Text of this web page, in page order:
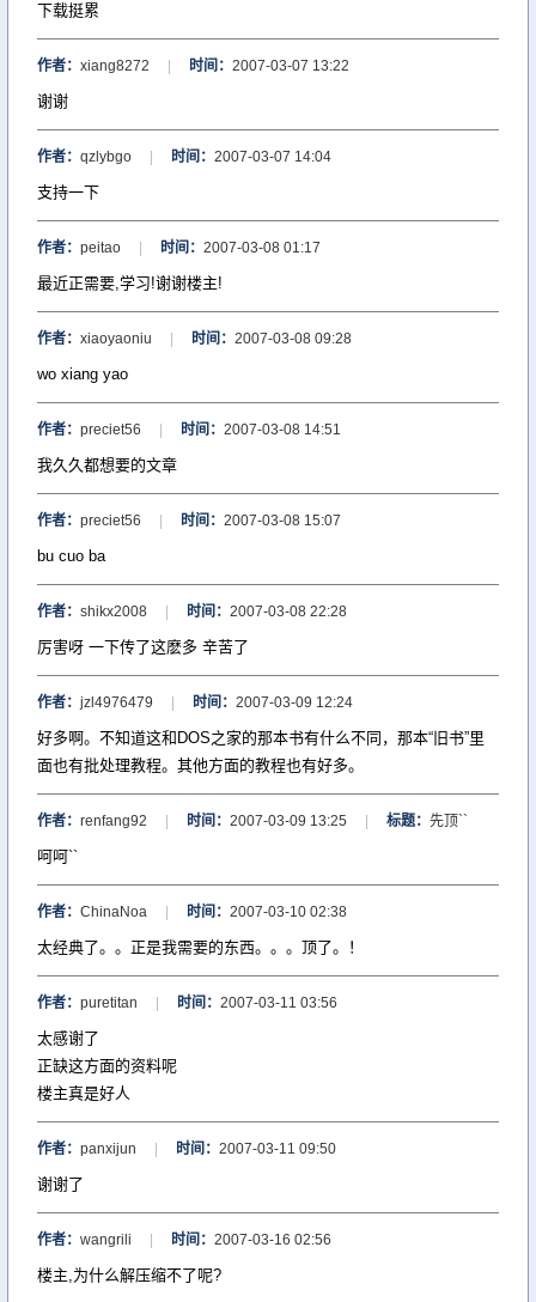
下载挺累
作者： xiang8272 时间： 2007-03-07 13:22
谢谢
作者： qzlybgo 时间： 2007-03-07 14:04
支持一下
作者： peitao 时间： 2007-03-08 01:17
最近正需要,学习!谢谢楼主!
作者： xiaoyaoniu 时间： 2007-03-08 09:28
wo xiang yao
作者： preciet56 时间： 2007-03-08 14:51
我久久都想要的文章
作者： preciet56 时间： 2007-03-08 15:07
bu cuo ba
作者： shikx2008 时间： 2007-03-08 22:28
厉害呀 一下传了这麽多 辛苦了
作者： jzl4976479 时间： 2007-03-09 12:24
好多啊。不知道这和DOS之家的那本书有什么不同，那本“旧书”里
面也有批处理教程。其他方面的教程也有好多。
作者： renfang92 时间： 2007-03-09 13:25 标题： 先顶``
呵呵``
作者： ChinaNoa 时间： 2007-03-10 02:38
太经典了。。正是我需要的东西。。。顶了。！
作者： puretitan 时间： 2007-03-11 03:56
太感谢了
正缺这方面的资料呢
楼主真是好人
作者： panxijun 时间： 2007-03-11 09:50
谢谢了
作者： wangrili 时间： 2007-03-16 02:56
楼主,为什么解压缩不了呢?